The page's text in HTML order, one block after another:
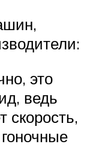
это
ведь
скорость,